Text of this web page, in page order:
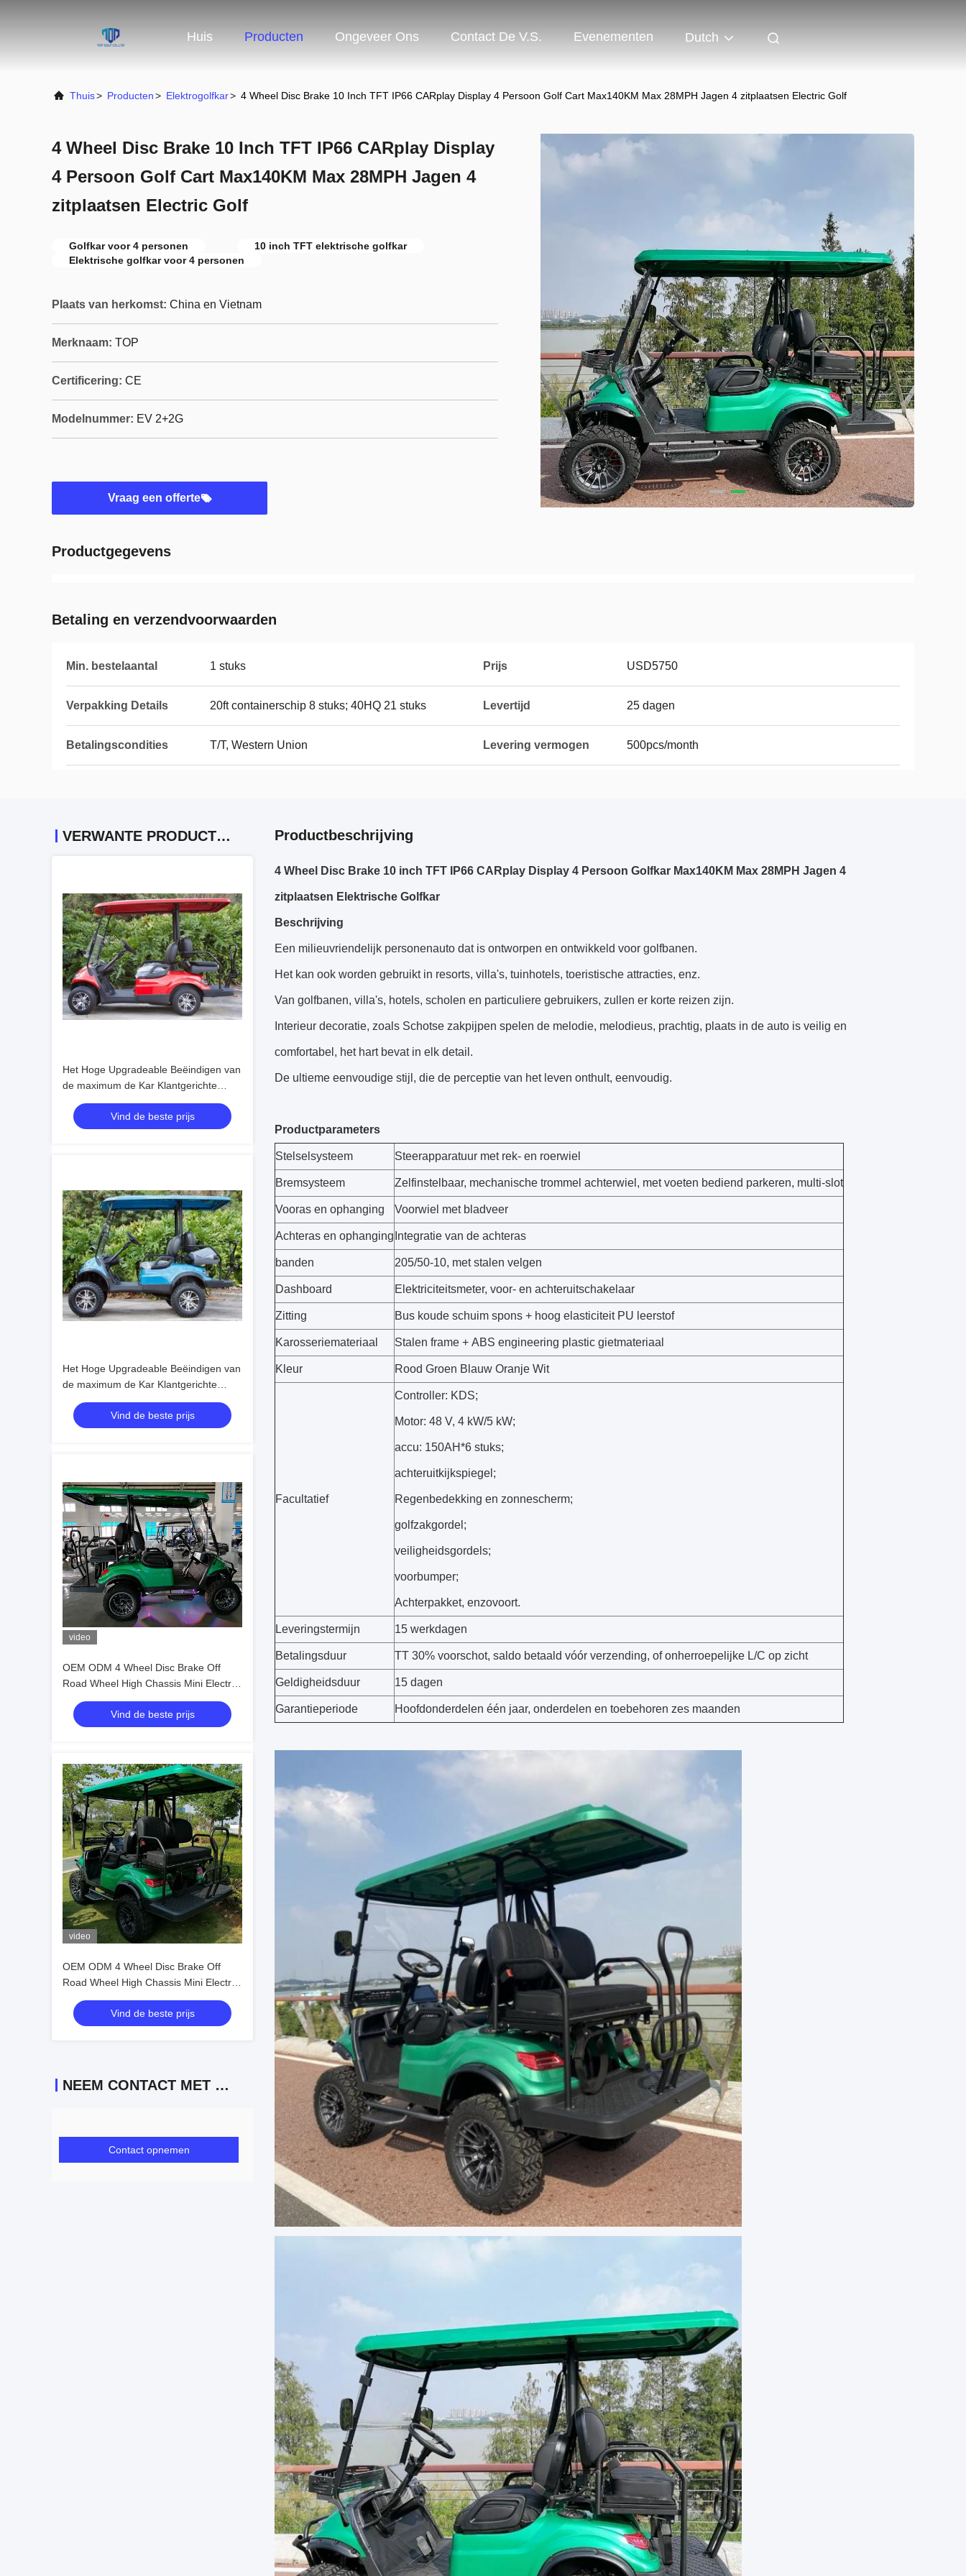
Huis Producten Ongeveer Ons Contact De V.S. Evenementen Dutch
Thuis> Producten> Elektrogolfkar> 4 Wheel Disc Brake 10 Inch TFT IP66 CARplay Display 4 Persoon Golf Cart Max140KM Max 28MPH Jagen 4 zitplaatsen Electric Golf
4 Wheel Disc Brake 10 Inch TFT IP66 CARplay Display
4 Persoon Golf Cart Max140KM Max 28MPH Jagen 4
zitplaatsen Electric Golf
Golfkar voor 4 personen
10 inch TFT elektrische golfkar
Elektrische golfkar voor 4 personen
Plaats van herkomst: China en Vietnam
Merknaam: TOP
Certificering: CE
Modelnummer: EV 2+2G
Vraag een offerte
Productgegevens
Betaling en verzendvoorwaarden
Min. bestelaantal 1 stuks Prijs USD5750
Verpakking Details 20ft containerschip 8 stuks; 40HQ 21 stuks Levertijd 25 dagen
Betalingscondities T/T, Western Union Levering vermogen 500pcs/month
VERWANTE PRODUCTEN
Het Hoge Upgradeable Beëindigen van
de maximum de Kar Klantgerichte
Kleur van het Snelheids30mph
Elektrische GolfVind de beste prijs
Het Hoge Upgradeable Beëindigen van
de maximum de Kar Klantgerichte
Kleur van het Snelheids Elektrische
30mph GolfVind de beste prijs
video
OEM ODM 4 Wheel Disc Brake Off
Road Wheel High Chassis Mini Electric
Golfkarretjes 10 inch IP66 Display 4
zitplaatsen Golfkarretje
Vind de beste prijs
video
OEM ODM 4 Wheel Disc Brake Off
Road Wheel High Chassis Mini Electric
Golfkarretjes 10 inch IP66 Display 4
zitplaatsen Golfkarretje
Vind de beste prijs
NEEM CONTACT MET ONS OP
Contact opnemen
Productbeschrijving
4 Wheel Disc Brake 10 inch TFT IP66 CARplay Display 4 Persoon Golfkar Max140KM Max 28MPH Jagen 4
zitplaatsen Elektrische Golfkar
Beschrijving
Een milieuvriendelijk personenauto dat is ontworpen en ontwikkeld voor golfbanen.
Het kan ook worden gebruikt in resorts, villa's, tuinhotels, toeristische attracties, enz.
Van golfbanen, villa's, hotels, scholen en particuliere gebruikers, zullen er korte reizen zijn.
Interieur decoratie, zoals Schotse zakpijpen spelen de melodie, melodieus, prachtig, plaats in de auto is veilig en
comfortabel, het hart bevat in elk detail.
De ultieme eenvoudige stijl, die de perceptie van het leven onthult, eenvoudig.
Productparameters
Stelselsysteem Steerapparatuur met rek- en roerwiel
Bremsysteem Zelfinstelbaar, mechanische trommel achterwiel, met voeten bediend parkeren, multi-slot
Vooras en ophanging Voorwiel met bladveer
Achteras en ophanging Integratie van de achteras
banden 205/50-10, met stalen velgen
Dashboard Elektriciteitsmeter, voor- en achteruitschakelaar
Zitting Bus koude schuim spons + hoog elasticiteit PU leerstof
Karosseriemateriaal Stalen frame + ABS engineering plastic gietmateriaal
Kleur Rood Groen Blauw Oranje Wit
Facultatief
Controller: KDS;
Motor: 48 V, 4 kW/5 kW;
accu: 150AH*6 stuks;
achteruitkijkspiegel;
Regenbedekking en zonnescherm;
golfzakgordel;
veiligheidsgordels;
voorbumper;
Achterpakket, enzovoort.
Leveringstermijn 15 werkdagen
Betalingsduur TT 30% voorschot, saldo betaald vóór verzending, of onherroepelijke L/C op zicht
Geldigheidsduur 15 dagen
Garantieperiode Hoofdonderdelen één jaar, onderdelen en toebehoren zes maanden